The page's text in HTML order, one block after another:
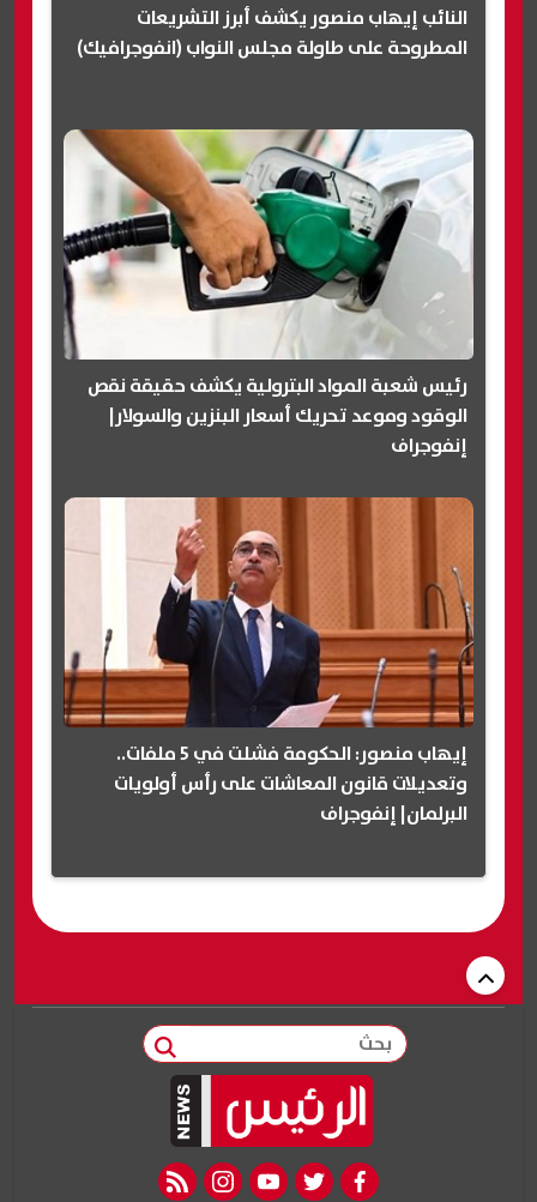
النائب إيهاب منصور يكشف أبرز التشريعات
المطروحة على طاولة مجلس النواب (انفوجرافيك)
رئيس شعبة المواد البترولية يكشف حقيقة نقص
الوقود وموعد تحريك أسعار البنزين والسولار|
إنفوجراف
إيهاب منصور: الحكومة فشلت في 5 ملفات..
وتعديلات قانون المعاشات على رأس أولويات
البرلمان| إنفوجراف
بحث